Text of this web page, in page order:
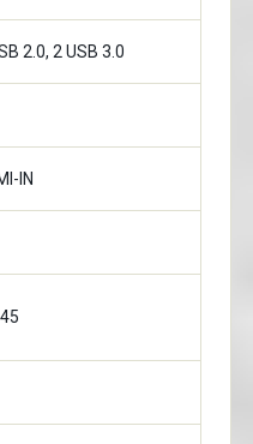
2.0, 2 USB 3.0
IN